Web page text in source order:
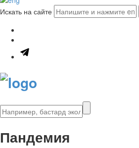
Искать на сайте
Пандемия